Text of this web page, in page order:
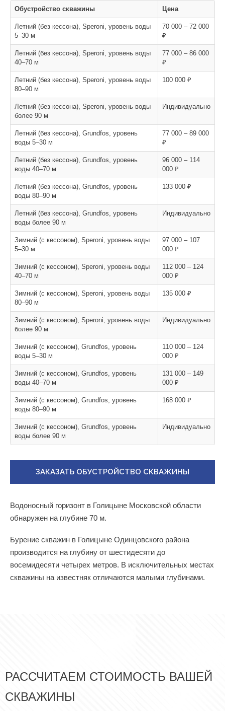
Обустройство скважины Цена
Летний (без кессона), Speroni, уровень воды
5–30 м
70 000 – 72 000
₽
Летний (без кессона), Speroni, уровень воды
40–70 м
77 000 – 86 000
₽
Летний (без кессона), Speroni, уровень воды
80–90 м
100 000 ₽
Летний (без кессона), Speroni, уровень воды
более 90 м
Индивидуально
Летний (без кессона), Grundfos, уровень
воды 5–30 м
77 000 – 89 000
₽
Летний (без кессона), Grundfos, уровень
воды 40–70 м
96 000 – 114
000 ₽
Летний (без кессона), Grundfos, уровень
воды 80–90 м
133 000 ₽
Летний (без кессона), Grundfos, уровень
воды более 90 м
Индивидуально
Зимний (с кессоном), Speroni, уровень воды
5–30 м
97 000 – 107
000 ₽
Зимний (с кессоном), Speroni, уровень воды
40–70 м
112 000 – 124
000 ₽
Зимний (с кессоном), Speroni, уровень воды
80–90 м
135 000 ₽
Зимний (с кессоном), Speroni, уровень воды
более 90 м
Индивидуально
Зимний (с кессоном), Grundfos, уровень
воды 5–30 м
110 000 – 124
000 ₽
Зимний (с кессоном), Grundfos, уровень
воды 40–70 м
131 000 – 149
000 ₽
Зимний (с кессоном), Grundfos, уровень
воды 80–90 м
168 000 ₽
Зимний (с кессоном), Grundfos, уровень
воды более 90 м
Индивидуально
ЗАКАЗАТЬ ОБУСТРОЙСТВО СКВАЖИНЫ
Водоносный горизонт в Голицыне Московской области
обнаружен на глубине 70 м.
Бурение скважин в Голицыне Одинцовского района
производится на глубину от шестидесяти до
восемидесяти четырех метров. В исключительных местах
скважины на известняк отличаются малыми глубинами.
РАССЧИТАЕМ СТОИМОСТЬ ВАШЕЙ
СКВАЖИНЫ